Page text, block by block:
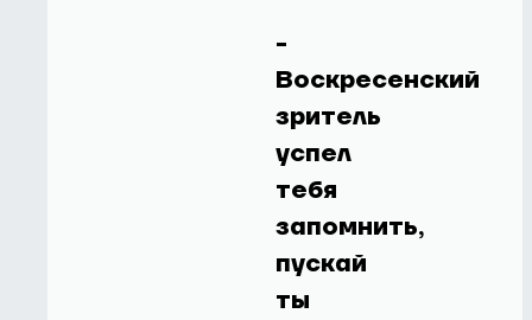
-
Воскресенский
зритель
успел
тебя
запомнить,
пускай
ты